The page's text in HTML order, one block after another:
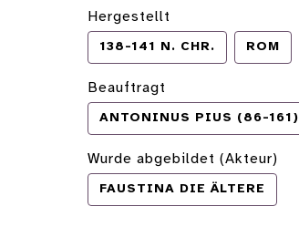
Hergestellt
138-141 N. CHR. ROM
Beauftragt
ANTONINUS PIUS (86-161)
Wurde abgebildet (Akteur)
FAUSTINA DIE ÄLTERE